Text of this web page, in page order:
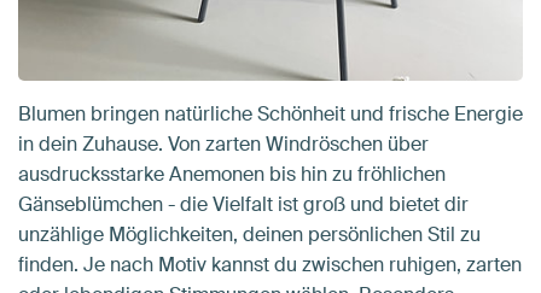
Blumen bringen natürliche Schönheit und frische Energie
in dein Zuhause. Von zarten Windröschen über
ausdrucksstarke Anemonen bis hin zu fröhlichen
Gänseblümchen - die Vielfalt ist groß und bietet dir
unzählige Möglichkeiten, deinen persönlichen Stil zu
finden. Je nach Motiv kannst du zwischen ruhigen, zarten